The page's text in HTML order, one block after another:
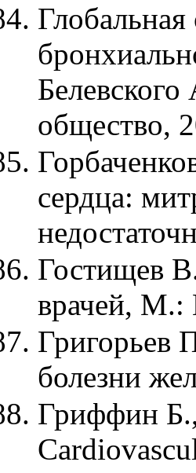
общество,
сердца:
Гостищев
врачей,
Григорьев
болезни
Гриффин